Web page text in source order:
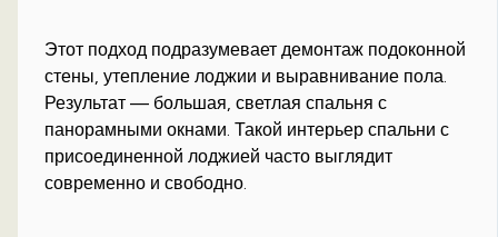
Этот подход подразумевает демонтаж подоконной
стены, утепление лоджии и выравнивание пола.
Результат — большая, светлая спальня с
панорамными окнами. Такой интерьер спальни с
присоединенной лоджией часто выглядит
современно и свободно.